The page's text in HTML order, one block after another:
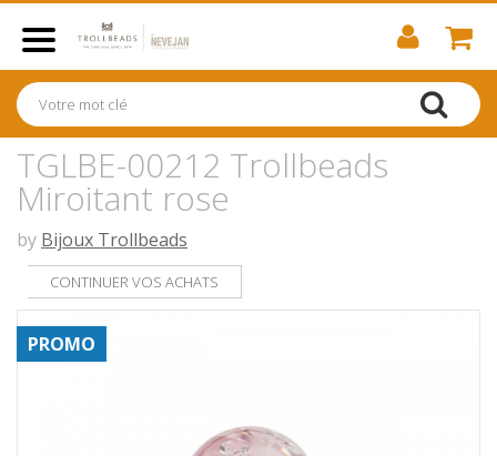
TGLBE-00212 Trollbeads
Miroitant rose
by Bijoux Trollbeads
CONTINUER VOS ACHATS
PROMO